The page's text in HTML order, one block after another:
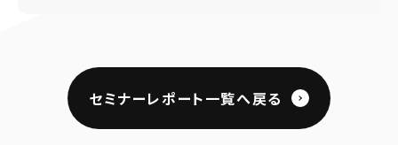
セミナーレポート一覧へ戻る